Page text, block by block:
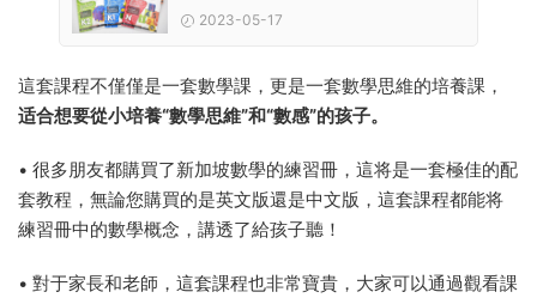
數學小班至6年級教輔
2023-05-17
這套課程不僅僅是一套數學課，更是一套數學思維的培養課，
适合想要從小培養“數學思維”和“數感”的孩子。
• 很多朋友都購買了新加坡數學的練習冊，這将是一套極佳的配
套教程，無論您購買的是英文版還是中文版，這套課程都能将
練習冊中的數學概念，講透了給孩子聽！
• 對于家長和老師，這套課程也非常寶貴，大家可以通過觀看課